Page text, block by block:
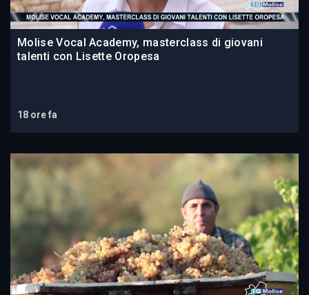
Molise Vocal Academy, masterclass di giovani
talenti con Lisette Oropesa
18 ore fa